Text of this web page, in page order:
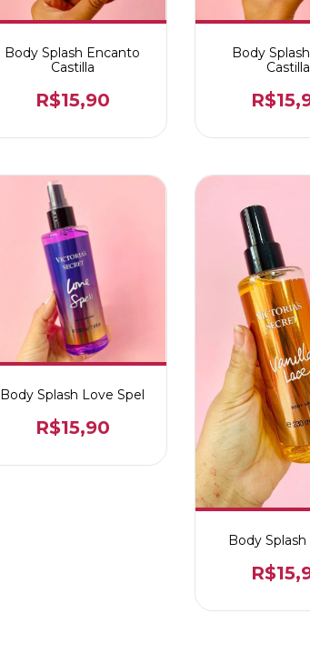
Body Splash Encanto
Castilla
R$15,90
Body
Castilla
Body Splash Love Spel
R$15,90
Body Splash